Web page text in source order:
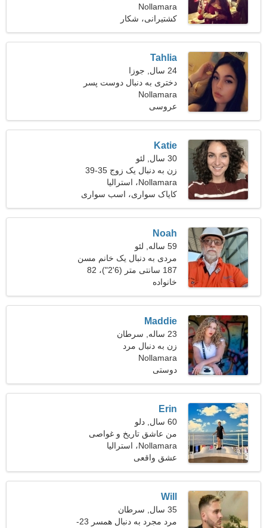
40
Nollamara
کشتیرانی، شکار
Tahlia
24 سال, جوزا
دختری به دنبال دوست پسر
28-36
Nollamara
عروسی
Katie
30 سال, لئو
زن به دنبال یک زوج 35-39
Nollamara، استرالیا
کایاک سواری، اسب سواری
Noah
59 ساله, لئو
مردی به دنبال یک خانم مسن
48-57
187 سانتی متر (6'2")، 82
کیلوگرم (180 پوند)
خانواده
Maddie
23 ساله, سرطان
زن به دنبال مرد
Nollamara
دوستی
Erin
60 سال, دلو
من عاشق تاریخ و غواصی
هستم
Nollamara، استرالیا
عشق واقعی
Will
35 سال, سرطان
مرد مجرد به دنبال همسر 23-